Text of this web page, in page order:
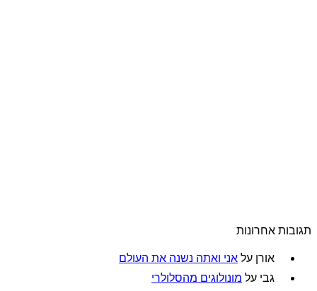
תגובות אחרונות
אורן על אני ואתה נשנה את העולם
גבי על מונולוגים מהסלולרי